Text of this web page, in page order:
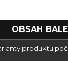
OBSAH
produktu